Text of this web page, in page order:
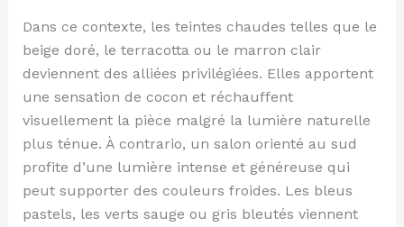
Dans ce contexte, les teintes chaudes telles que le
beige doré, le terracotta ou le marron clair
deviennent des alliées privilégiées. Elles apportent
une sensation de cocon et réchauffent
visuellement la pièce malgré la lumière naturelle
plus ténue. À contrario, un salon orienté au sud
profite d’une lumière intense et généreuse qui
peut supporter des couleurs froides. Les bleus
pastels, les verts sauge ou gris bleutés viennent